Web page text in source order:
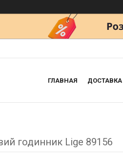
ГЛАВНАЯ
годинник Lige 89156